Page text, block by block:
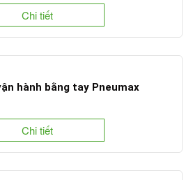
Chi tiết
hành bằng tay Pneumax
Chi tiết